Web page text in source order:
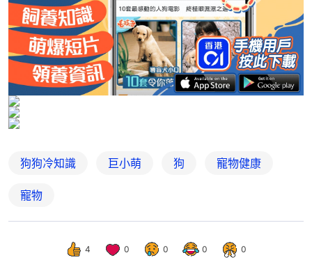
狗狗冷知識 巨小萌 狗 寵物健康
寵物
4 0 0 0 0